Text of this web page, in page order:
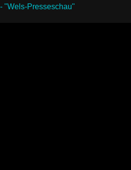
"Wels-Presseschau"